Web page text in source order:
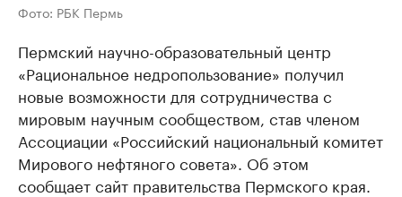
Фото: РБК Пермь
Пермский научно-образовательный центр
«Рациональное недропользование» получил
новые возможности для сотрудничества с
мировым научным сообществом, став членом
Ассоциации «Российский национальный комитет
Мирового нефтяного совета». Об этом
сообщает сайт правительства Пермского края.